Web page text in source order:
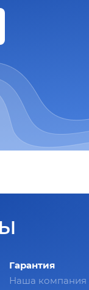
Гарантия
Наша компания